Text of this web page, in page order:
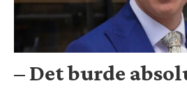
– Det burde